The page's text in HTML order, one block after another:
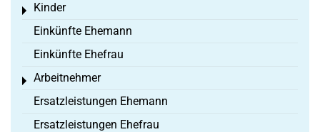
Kinder
Toggle menu
Einkünfte Ehemann
Einkünfte Ehefrau
Arbeitnehmer
Toggle menu
Ersatzleistungen Ehemann
Ersatzleistungen Ehefrau